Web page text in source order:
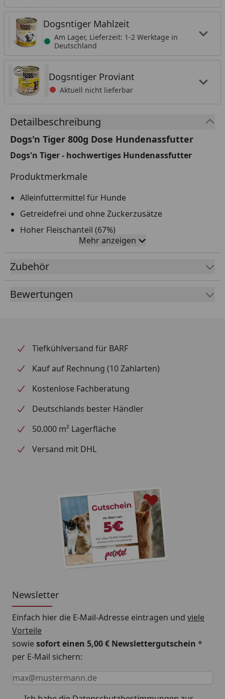
Dogsntiger Mahlzeit
Am Lager, Lieferzeit: 1-2 Werktage in
Deutschland
Dogsntiger Proviant
Aktuell nicht lieferbar
Detailbeschreibung
Dogs'n Tiger 800g Dose Hundenassfutter
Dogs'n Tiger - hochwertiges Hundenassfutter
Produktmerkmale
Alleinfuttermittel für Hunde
Getreidefrei und ohne Zuckerzusätze
Hoher Fleischanteil (67%)
In verschiedenen Geschmacksrichtungen
Besonderheiten
Mit Liebe in Deutschland zubereitet
Schonende Zubereitung zur Erhaltung der
Nährstoffe
Mehr anzeigen
Zubehör
Bewertungen
Tiefkühlversand für BARF
Kauf auf Rechnung (10 Zahlarten)
Kostenlose Fachberatung
Deutschlands bester Händler
50.000 m² Lagerfläche
Versand mit DHL
Newsletter
Einfach hier die E-Mail-Adresse eintragen und viele
Vorteile
sowiesofort einen 5,00 € Newslettergutschein *
per E-Mail sichern:
Keine Eingabe erforderlich
Eingabe erforderlich
E-Mail *